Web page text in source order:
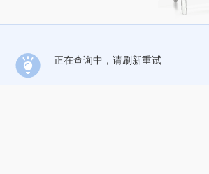
正在查询中，请刷新重试